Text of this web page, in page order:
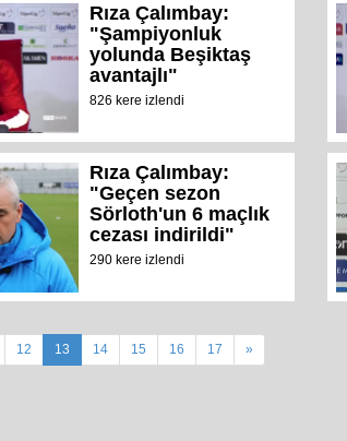
Rıza Çalımbay:
"Şampiyonluk
yolunda Beşiktaş
avantajlı"
826 kere izlendi
Rıza Çalımbay:
"Geçen sezon
Sörloth'un 6 maçlık
cezası indirildi"
290 kere izlendi
12 13 14 15 16 17 »